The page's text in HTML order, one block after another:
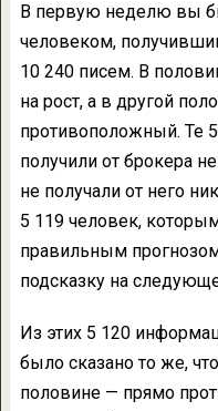
В первую неделю вы
человеком,
10 240 писем. В
на рост, а в другой
противоположный. Те
получили от брокера
не получали от него
5 119 человек,
правильным
подсказку на
Из этих 5 120
было сказано то же,
половине — прямо